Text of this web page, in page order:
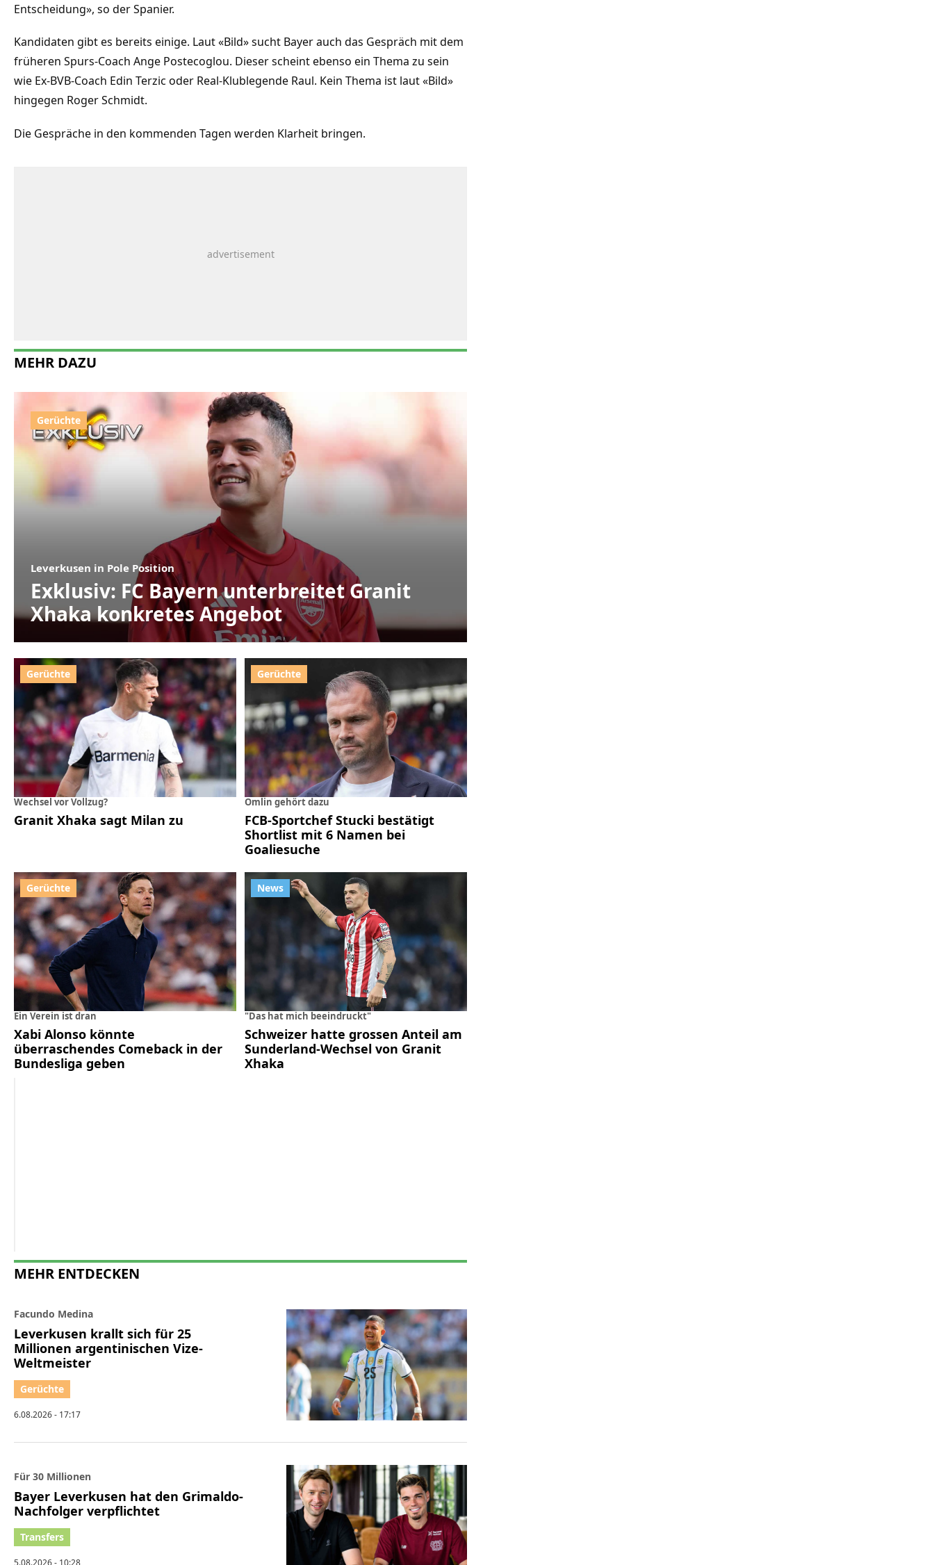
Entscheidung», so der Spanier.
Kandidaten gibt es bereits einige. Laut «Bild» sucht Bayer auch das Gespräch mit dem
früheren Spurs-Coach Ange Postecoglou. Dieser scheint ebenso ein Thema zu sein
wie Ex-BVB-Coach Edin Terzic oder Real-Klublegende Raul. Kein Thema ist laut «Bild»
hingegen Roger Schmidt.
Die Gespräche in den kommenden Tagen werden Klarheit bringen.
MEHR DAZU
Leverkusen in Pole Position
Exklusiv: FC Bayern unterbreitet Granit
Xhaka konkretes Angebot
Wechsel vor Vollzug?
Granit Xhaka sagt Milan zu
Omlin gehört dazu
FCB-Sportchef Stucki bestätigt
Shortlist mit 6 Namen bei
Goaliesuche
Ein Verein ist dran
Xabi Alonso könnte
überraschendes Comeback in der
Bundesliga geben
"Das hat mich beeindruckt"
Schweizer hatte grossen Anteil am
Sunderland-Wechsel von Granit
Xhaka
MEHR ENTDECKEN
Facundo Medina
Leverkusen krallt sich für 25
Millionen argentinischen Vize-
Weltmeister
6.08.2026 - 17:17
Für 30 Millionen
Bayer Leverkusen hat den Grimaldo-
Nachfolger verpflichtet